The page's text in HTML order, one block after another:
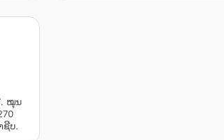
. ໝຸນ
ຊີບ.